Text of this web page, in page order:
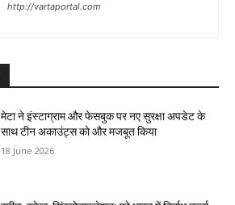
http://vartaportal.com
मेटा ने इंस्टाग्राम और फेसबुक पर नए सुरक्षा अपडेट के
साथ टीन अकाउंट्स को और मजबूत किया
18 June 2026